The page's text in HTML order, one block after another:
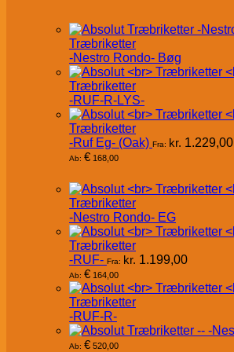
Træbriketter
-Nestro Rondo- Bøg
Træbriketter
-RUF-R-LYS-
Træbriketter
-Ruf Eg- (Oak) Fra: kr. 1.229,00
Ab: € 168,00
Træbriketter
-Nestro Rondo- EG
Træbriketter
-RUF- Fra: kr. 1.199,00
Ab: € 164,00
Træbriketter
-RUF-R-
Ab: € 520,00